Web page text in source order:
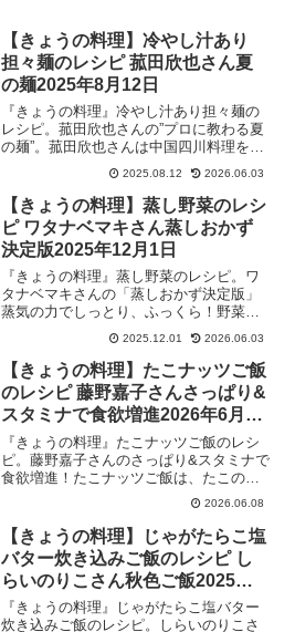
【きょうの料理】冷やし汁あり
担々麺のレシピ 菰田欣也さん夏
の麺2025年8月12日
『きょうの料理』冷やし汁あり担々麺の
レシピ。菰田欣也さんの”プロに教わる夏
の麺”。菰田欣也さんは中国四川料理を提
供する完全御予約制のレストラン「4000
Chinese restaurant」オーナーシェフで
す。2025年8月12日放送。
2025.08.12 2026.06.03
【きょうの料理】蒸し野菜のレシ
ピ ワタナベマキさん蒸しおかず
決定版2025年12月1日
『きょうの料理』蒸し野菜のレシピ。ワ
タナベマキさんの「蒸しおかず決定版」
蒸気の力でしっとり、ふっくら！野菜の
美味しさがぐんと増す！すりごまみそ・
アンチョビオリーブ・黒酢しょうがじょ
うゆ（黒酢生姜醤油）3つのタレにつけ
て。2025年12月1日
2025.12.01 2026.06.03
【きょうの料理】たこナッツご飯
のレシピ 藤野嘉子さんさっぱり&
スタミナで食欲増進2026年6月8
日
『きょうの料理』たこナッツご飯のレシ
ピ。藤野嘉子さんのさっぱり&スタミナで
食欲増進！たこナッツご飯は、たこのだ
し、ナッツの風味・食感、香味野菜のセ
ロリの香りが口の中に広がる、絶妙な組
み合わせの滋養たっぷり炊き込みご飯で
す。夏バテ知らずの藤野さんが、この時
季いつも食べている夏バテ予防料理。
2026年6月8日
2026.06.08
【きょうの料理】じゃがたらこ塩
バター炊き込みご飯のレシピ し
らいのりこさん秋色ご飯2025年
10月21日
『きょうの料理』じゃがたらこ塩バター
炊き込みご飯のレシピ。しらいのりこさ